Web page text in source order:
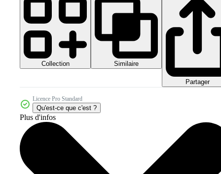
Collection Similaire
Partager
Licence Pro Standard
Qu'est-ce que c'est ?
Plus d'infos